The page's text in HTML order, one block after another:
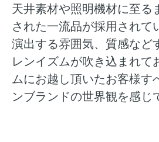
天井素材や照明機材に至る
された一流品が採用されて
演出する雰囲気、質感など
レンイズムが吹き込まれて
ムにお越し頂いたお客様す
ンブランドの世界観を感じ